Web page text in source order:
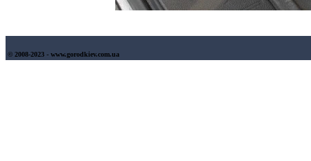
© 2008-2023 - www.gorodkiev.com.ua